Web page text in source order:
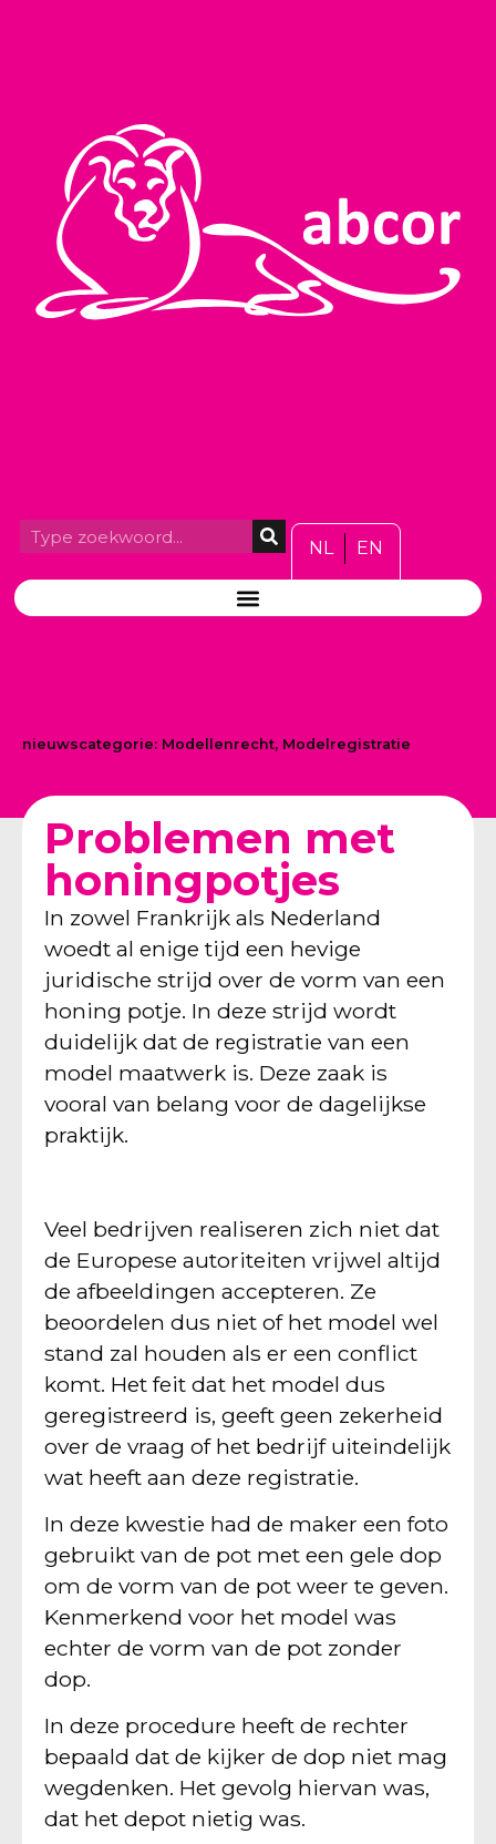
NL EN
nieuwscategorie: Modellenrecht, Modelregistratie
Problemen met
honingpotjes
In zowel Frankrijk als Nederland
woedt al enige tijd een hevige
juridische strijd over de vorm van een
honing potje. In deze strijd wordt
duidelijk dat de registratie van een
model maatwerk is. Deze zaak is
vooral van belang voor de dagelijkse
praktijk.
Veel bedrijven realiseren zich niet dat
de Europese autoriteiten vrijwel altijd
de afbeeldingen accepteren. Ze
beoordelen dus niet of het model wel
stand zal houden als er een conflict
komt. Het feit dat het model dus
geregistreerd is, geeft geen zekerheid
over de vraag of het bedrijf uiteindelijk
wat heeft aan deze registratie.
In deze kwestie had de maker een foto
gebruikt van de pot met een gele dop
om de vorm van de pot weer te geven.
Kenmerkend voor het model was
echter de vorm van de pot zonder
dop.
In deze procedure heeft de rechter
bepaald dat de kijker de dop niet mag
wegdenken. Het gevolg hiervan was,
dat het depot nietig was.